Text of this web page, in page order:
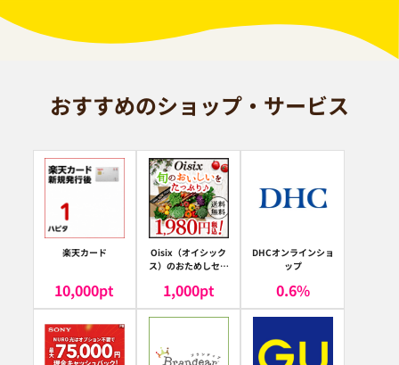
おすすめのショップ・サービス
楽天カード
10,000pt
Oisix（オイシック
ス）のおためしセッ
1,000pt
DHCオンラインショ
ップ
0.6%